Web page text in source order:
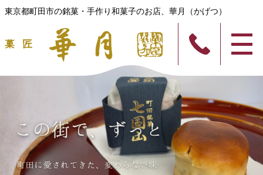
東京都町田市の銘菓・手作り和菓子のお店、華月（かげつ）